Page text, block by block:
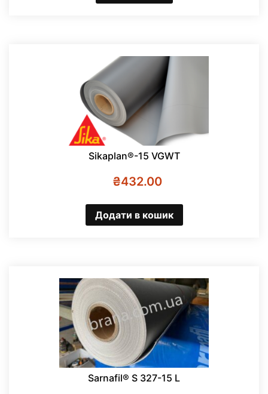
Sikaplan®-15 VGWT
₴432.00
Додати в кошик
Sarnafil® S 327-15 L